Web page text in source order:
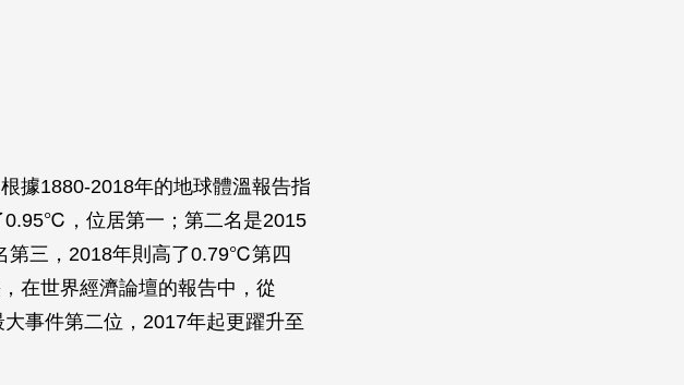
據1880-2018年的地球體溫報告指
0.95℃，位居第一；第二名是2015
三，2018年則高了0.79℃第四
在世界經濟論壇的報告中，從
事件第二位，2017年起更躍升至